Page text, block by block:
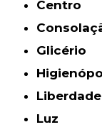
Centro
Glicério
Liberdade
Luz